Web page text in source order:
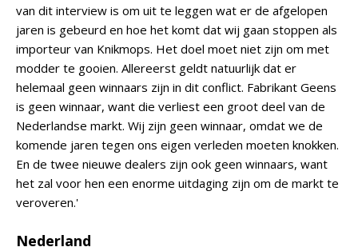
van dit interview is om uit te leggen wat er de afgelopen
jaren is gebeurd en hoe het komt dat wij gaan stoppen als
importeur van Knikmops. Het doel moet niet zijn om met
modder te gooien. Allereerst geldt natuurlijk dat er
helemaal geen winnaars zijn in dit conflict. Fabrikant Geens
is geen winnaar, want die verliest een groot deel van de
Nederlandse markt. Wij zijn geen winnaar, omdat we de
komende jaren tegen ons eigen verleden moeten knokken.
En de twee nieuwe dealers zijn ook geen winnaars, want
het zal voor hen een enorme uitdaging zijn om de markt te
veroveren.'
Nederland